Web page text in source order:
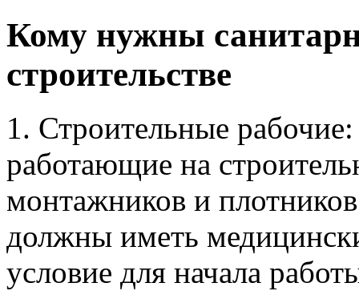
Кому нужны
строительстве
1. Строительные
работающие на
монтажников и
должны иметь
условие для начала